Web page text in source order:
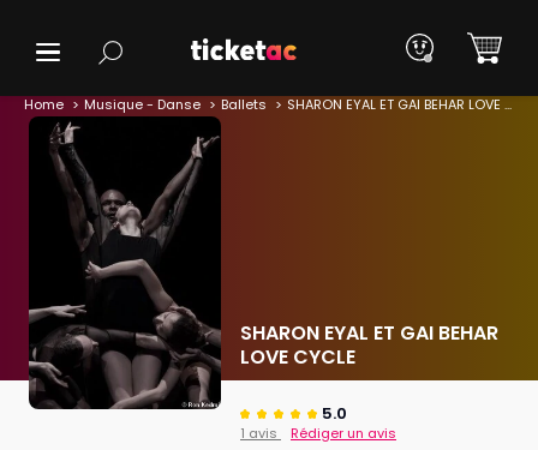
Home Musique - Danse Ballets SHARON EYAL ET GAI BEHAR LOVE CYCLE
SHARON EYAL ET GAI BEHAR
LOVE CYCLE
5.0
1 avis Rédiger un avis